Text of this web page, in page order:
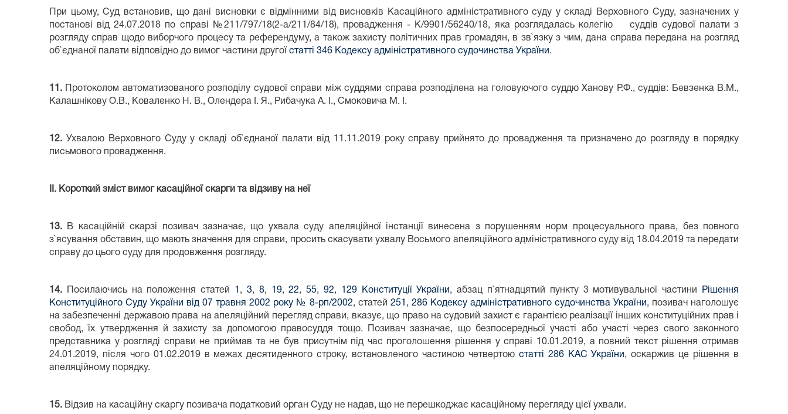
При цьому, Суд встановив, що дані висновки є відмінними від висновків Касаційного адміністративного суду у складі Верховного Суду, зазначених у
постанові від 24.07.2018 по справі №211/797/18(2-а/211/84/18), провадження - К/9901/56240/18, яка розглядалась колегію суддів судової палати з
розгляду справ щодо виборчого процесу та референдуму, а також захисту політичних прав громадян, в зв`язку з чим, дана справа передана на розгляд
об`єднаної палати відповідно до вимог частини другої статті 346 Кодексу адміністративного судочинства України.
11. Протоколом автоматизованого розподілу судової справи між суддями справа розподілена на головуючого суддю Ханову Р.Ф., суддів: Бевзенка В.М.,
Калашнікову О.В., Коваленко Н. В., Олендера І. Я., Рибачука А. І., Смоковича М. І.
12. Ухвалою Верховного Суду у складі об`єднаної палати від 11.11.2019 року справу прийнято до провадження та призначено до розгляду в порядку
письмового провадження.
ІІ. Короткий зміст вимог касаційної скарги та відзиву на неї
13. В касаційній скарзі позивач зазначає, що ухвала суду апеляційної інстанції винесена з порушенням норм процесуального права, без повного
з`ясування обставин, що мають значення для справи, просить скасувати ухвалу Восьмого апеляційного адміністративного суду від 18.04.2019 та передати
справу до цього суду для продовження розгляду.
14. Посилаючись на положення статей 1 , 3, 8, 19,22,55, 92, 129 Конституції України, абзац п`ятнадцятий пункту 3 мотивувальної частини
Рішення
Конституційного Суду України від 07 травня 2002 року № 8-рп/2002, статей 251 , 286 Кодексу адміністративного судочинства України, позивач наголошує
на забезпеченні державою права на апеляційний перегляд справи, вказує, що право на судовий захист є гарантією реалізації інших конституційних прав і
свобод, їх утвердження й захисту за допомогою правосуддя тощо. Позивач зазначає, що безпосередньої участі або участі через свого законного
представника у розгляді справи не приймав та не був присутнім під час проголошення рішення у справі 10.01.2019, а повний текст рішення отримав
24.01.2019, після чого 01.02.2019 в межах десятиденного строку, встановленого частиною четвертою статті 286 КАС України, оскаржив це рішення в
апеляційному порядку.
15. Відзив на касаційну скаргу позивача податковий орган Суду не надав, що не перешкоджає касаційному перегляду цієї ухвали.